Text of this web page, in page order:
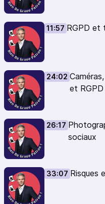
11:57 RGPD et
24:02
et RGPD
26:17
sociaux
33:07 Risques